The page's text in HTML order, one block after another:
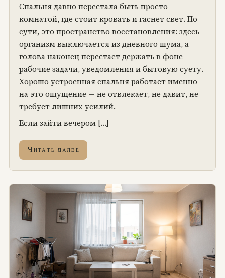
Спальня давно перестала быть просто
комнатой, где стоит кровать и гаснет свет. По
сути, это пространство восстановления: здесь
организм выключается из дневного шума, а
голова наконец перестает держать в фоне
рабочие задачи, уведомления и бытовую суету.
Хорошо устроенная спальня работает именно
на это ощущение — не отвлекает, не давит, не
требует лишних усилий.
Если зайти вечером […]
Читать далее